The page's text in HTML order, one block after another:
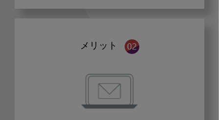
メリット